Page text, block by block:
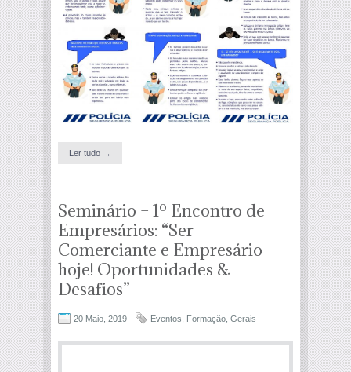
Ler tudo →
Seminário – 1º Encontro de
Empresários: “Ser
Comerciante e Empresário
hoje! Oportunidades &
Desafios”
20 Maio, 2019 Eventos Formação Gerais